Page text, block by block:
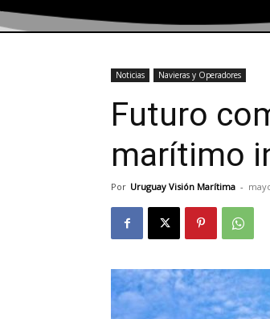
Noticias Navieras y Operadores
Futuro
marítimo
Por Uruguay Visión Marítima -